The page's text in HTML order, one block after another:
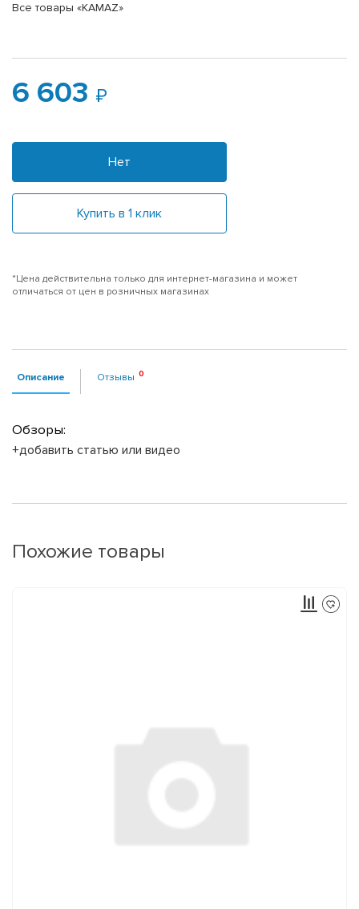
Все товары «KAMAZ»
6 603
Нет
Купить в 1 клик
*Цена действительна только для интернет-магазина и может
отличаться от цен в розничных магазинах
Описание Отзывы
Обзоры:
+добавить статью или видео
Похожие товары